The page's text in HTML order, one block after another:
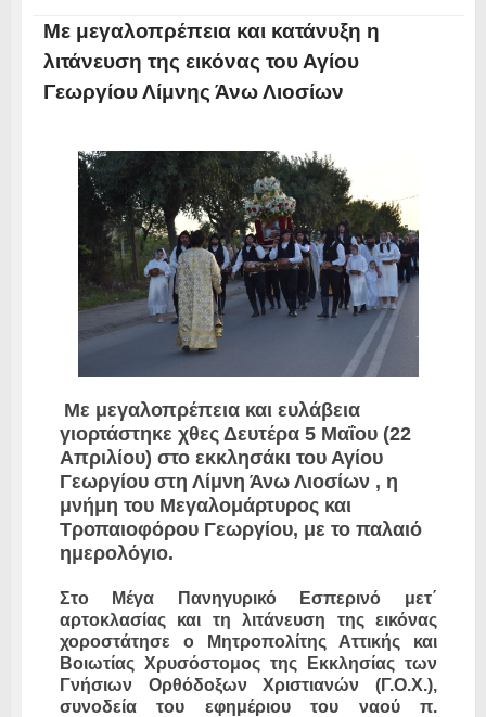
Με μεγαλοπρέπεια και κατάνυξη η
λιτάνευση της εικόνας του Αγίου
Γεωργίου Λίμνης Άνω Λιοσίων
Με μεγαλοπρέπεια και ευλάβεια
γιορτάστηκε χθες Δευτέρα 5 Μαΐου (22
Απριλίου) στο εκκλησάκι του Αγίου
Γεωργίου στη Λίμνη Άνω Λιοσίων , η
μνήμη του Μεγαλομάρτυρος και
Τροπαιοφόρου Γεωργίου, με το παλαιό
ημερολόγιο.
Στο Μέγα Πανηγυρικό Εσπερινό μετ΄
αρτοκλασίας και τη λιτάνευση της εικόνας
χοροστάτησε ο Μητροπολίτης Αττικής και
Βοιωτίας Χρυσόστομος της Εκκλησίας των
Γνήσιων Ορθόδοξων Χριστιανών (Γ.Ο.Χ.),
συνοδεία του εφημέριου του ναού π.